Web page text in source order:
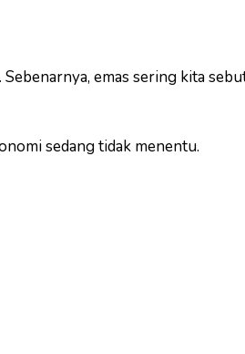
emas sering kita
sedang tidak menentu.